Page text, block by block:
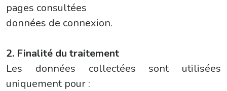
pages consultées
données de connexion.
2. Finalité du traitement
Les données collectées sont utilisées
uniquement pour :